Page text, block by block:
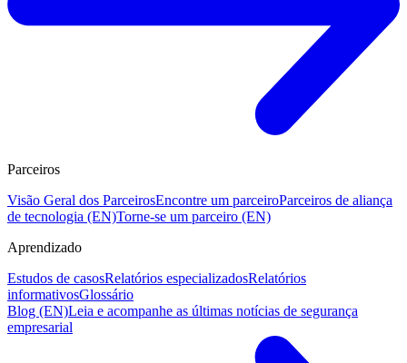
Parceiros
Visão Geral dos ParceirosEncontre um parceiroParceiros de aliança
de tecnologia (EN)Torne-se um parceiro (EN)
Aprendizado
Estudos de casosRelatórios especializadosRelatórios
informativosGlossário
Blog (EN)Leia e acompanhe as últimas notícias de segurança
empresarial